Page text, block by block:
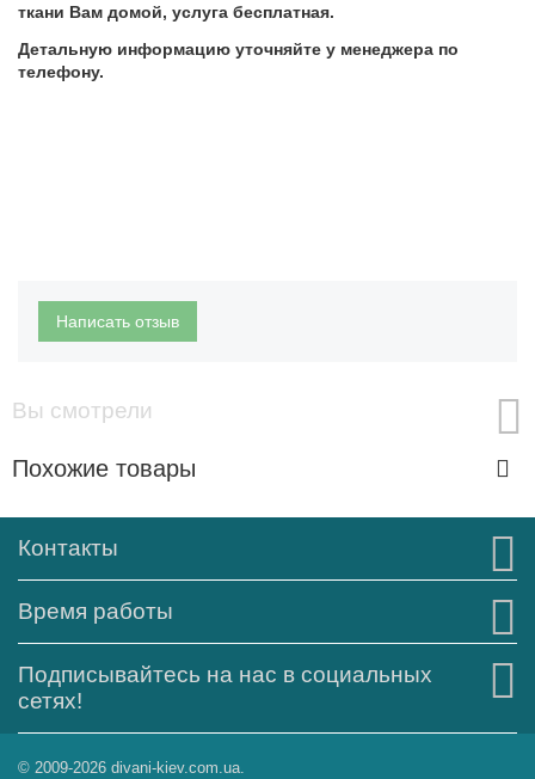
ткани Вам домой, услуга бесплатная.
Детальную информацию уточняйте у менеджера по
телефону.
Написать отзыв
Вы смотрели
Похожие товары
Контакты
Время работы
Подписывайтесь на нас в социальных
сетях!
© 2009-2026 divani-kiev.com.ua.